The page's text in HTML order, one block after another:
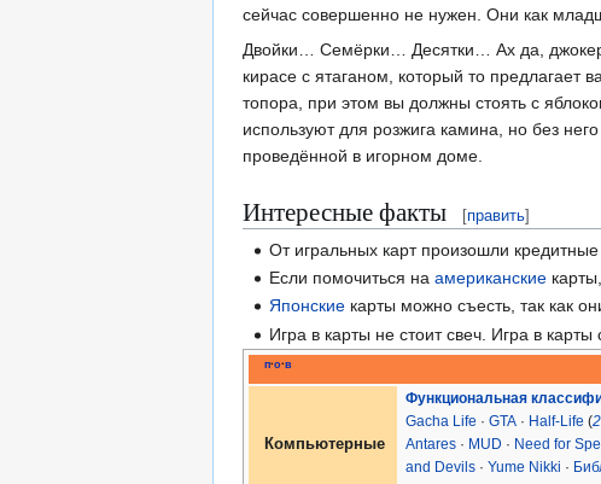
сейчас совершенно не нужен. Они как
Двойки… Семёрки… Десятки… Ах да,
кирасе с ятаганом, который то предлагает
топора, при этом вы должны стоять с
используют для розжига камина, но без
проведённой в игорном доме.
Интересные факты [править]
От игральных карт произошли
Если помочиться наамериканские
Японские карты можно съесть, так как
Игра в карты не стоит свеч. Игра в карты
п·о·в
Компьютерные
Функциональная
Gacha Life · GTA · Half-Life (2
Antares · MUD · Need for
and Devils · Yume Nikki ·